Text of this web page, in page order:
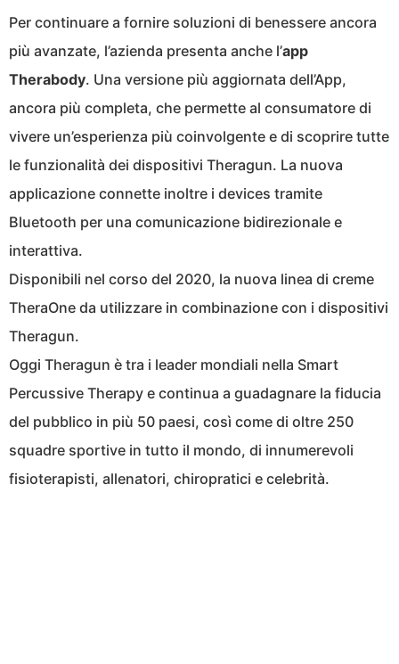
Per continuare a fornire soluzioni di benessere ancora
più avanzate, l’azienda presenta anche l’app
Therabody. Una versione più aggiornata dell’App,
ancora più completa, che permette al consumatore di
vivere un’esperienza più coinvolgente e di scoprire tutte
le funzionalità dei dispositivi Theragun. La nuova
applicazione connette inoltre i devices tramite
Bluetooth per una comunicazione bidirezionale e
interattiva.
Disponibili nel corso del 2020, la nuova linea di creme
TheraOne da utilizzare in combinazione con i dispositivi
Theragun.
Oggi Theragun è tra i leader mondiali nella Smart
Percussive Therapy e continua a guadagnare la fiducia
del pubblico in più 50 paesi, così come di oltre 250
squadre sportive in tutto il mondo, di innumerevoli
fisioterapisti, allenatori, chiropratici e celebrità.